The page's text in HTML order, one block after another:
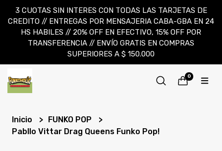
3 CUOTAS SIN INTERES CON TODAS LAS TARJETAS DE
CREDITO // ENTREGAS POR MENSAJERIA CABA-GBA EN 24
HS HABILES // 20% OFF EN EFECTIVO, 15% OFF POR
TRANSFERENCIA // ENVÍO GRATIS EN COMPRAS
SUPERIORES A $ 150.000
0
Inicio
FUNKO POP
Pabllo Vittar Drag Queens Funko Pop!